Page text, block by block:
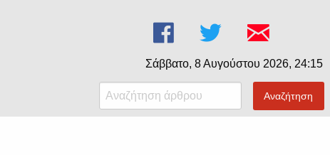
Σάββατο, 8 Αυγούστου 2026, 24:15
Αναζήτηση